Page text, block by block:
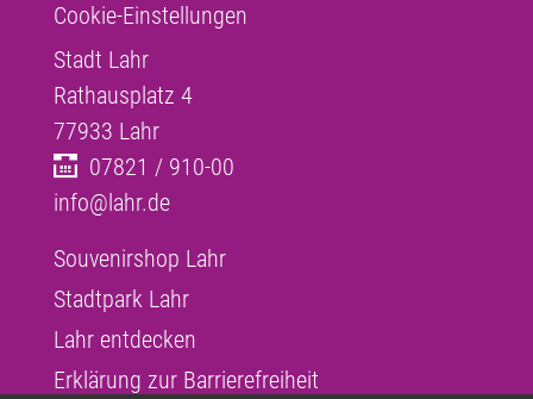
Cookie-Einstellungen
Stadt Lahr
Rathausplatz 4
77933 Lahr
07821 / 910-00
info@lahr.de
Souvenirshop Lahr
Stadtpark Lahr
Lahr entdecken
Erklärung zur Barrierefreiheit